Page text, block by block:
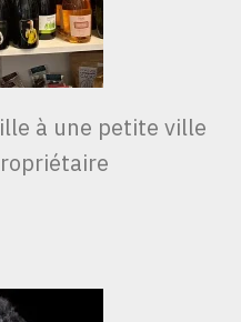
à une petite ville